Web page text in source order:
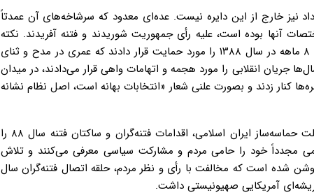
روی داد نیز خارج از این دایره نیست. عده‌ای معدود که سرشاخه‌های آن عمدتاً
آنها بوده است، علیه رأی جمهوریت شوریدند و فتنه آفریدند. نکته
قابل تأمل و رسواکننده آن بود که کسانی در تنور این فتنه دمیده و شورش ۸ ماهه در سال ۱۳۸۸ را مورد حمایت قرار دادند که عمری در مدح و ثنای
جریان انقلابی را مورد هجمه و اتهامات واهی قرار می‌دادند، در میدان
کنار زدند و بصورت علنی شعار «انتخابات بهانه است، اصل نظام نشانه
طنز تلخ ماجرا آنجایی است که همان حلقه و حامیان آنها با خیال اینکه ملت حماسه‌ساز ایران اسلامی، اقدامات فتنه‌گران و ساکتان فتنه سال ۸۸ را
مجدداً خود را حامی مردم و مشارکت سیاسی معرفی می‌کنند و تلاش
روشن شده است که مخالفت با رأی و نظر مردم، حلقه اتصال فتنه‌گران سال